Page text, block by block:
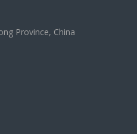
Province, China